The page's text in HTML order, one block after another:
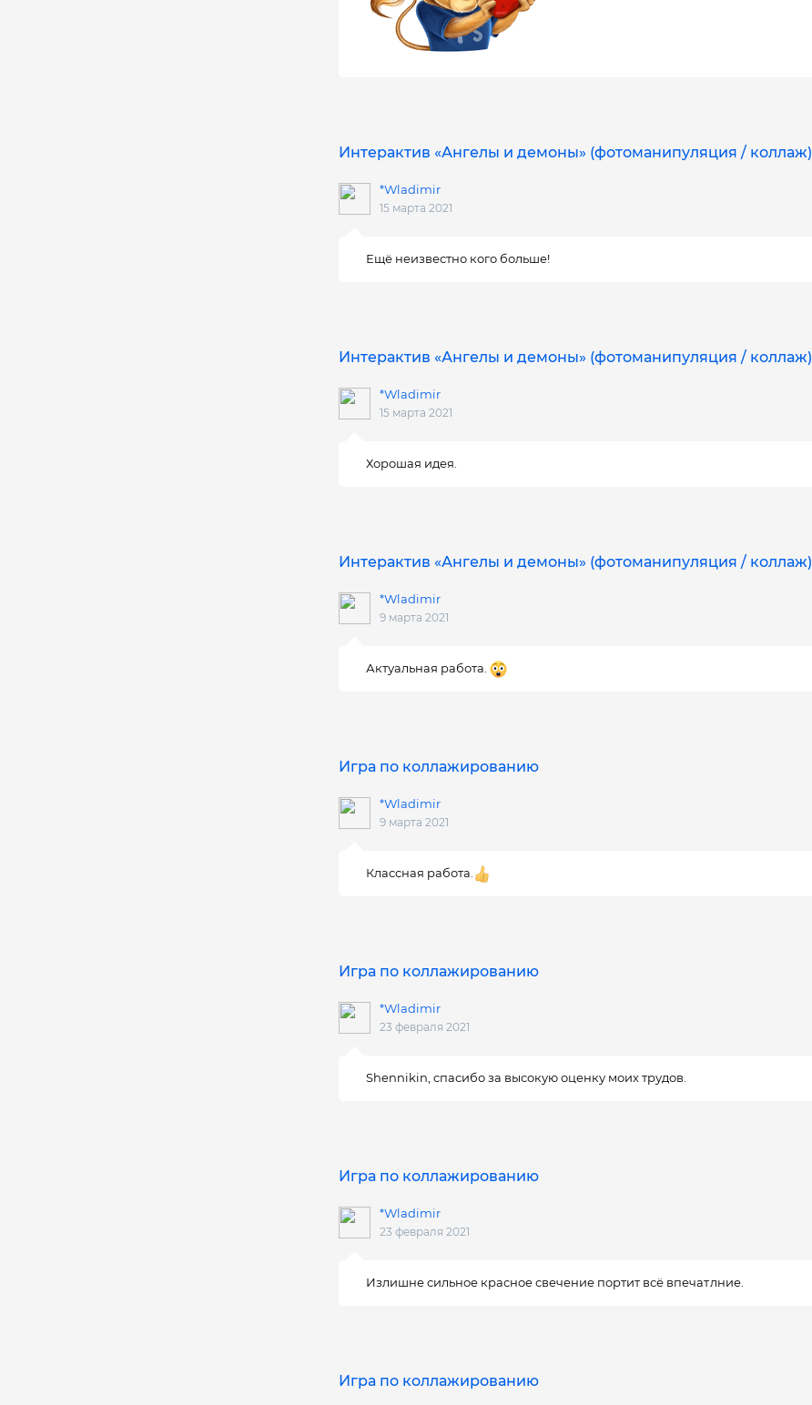
Интерактив «Ангелы и демоны» (фотоманипуляция / коллаж)
*Wladimir
15 марта 2021
Ещё неизвестно кого больше!
Интерактив «Ангелы и демоны» (фотоманипуляция / коллаж)
*Wladimir
15 марта 2021
Хорошая идея.
Интерактив «Ангелы и демоны» (фотоманипуляция / коллаж)
*Wladimir
9 марта 2021
Актуальная работа.
Игра по коллажированию
*Wladimir
9 марта 2021
Классная работа.
Игра по коллажированию
*Wladimir
23 февраля 2021
Shennikin, спасибо за высокую оценку моих трудов.
Игра по коллажированию
*Wladimir
23 февраля 2021
Излишне сильное красное свечение портит всё впечатлние.
Игра по коллажированию